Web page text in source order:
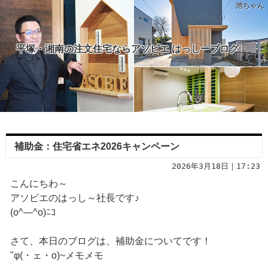
池ちゃん
平塚・湘南の注文住宅ならアソビエ はっしーブログ
補助金：住宅省エネ2026キャンペーン
2026年3月18日｜17:23
こんにちわ～
アソビエのはっし～社長です♪
(o^―^o)ﾆｺ
さて、本日のブログは、補助金についてです！
"φ(・ェ・o)~メモメモ